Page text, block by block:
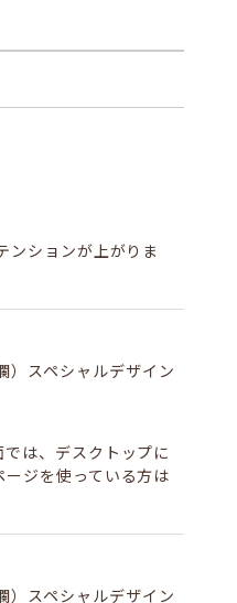
ンションが上がりま
スペシャルデザイン
は、デスクトップに
ジを使っている方は
スペシャルデザイン